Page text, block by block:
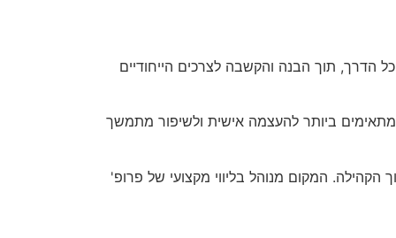
הדרך, תוך הבנה והקשבה לצרכים הייחודיים
ביותר להעצמה אישית ולשיפור מתמשך
המקום מנוהל בליווי מקצועי של פרופ'